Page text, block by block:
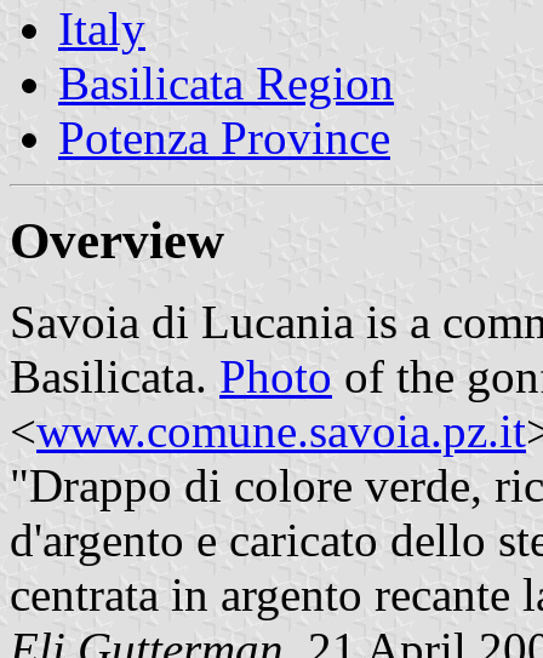
Italy
Basilicata Region
Potenza Province
Overview
Savoia di Lucania is a
Basilicata. Photo of the
<www.comune.savoia.pz.it
"Drappo di colore verde,
d'argento e caricato dello
centrata in argento recante